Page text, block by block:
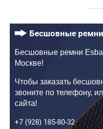
Бесшовные ремни
Бесшовные ремни
Москве!
Чтобы заказать
звоните по телефону,
сайта!
+7 (928) 185-80-32